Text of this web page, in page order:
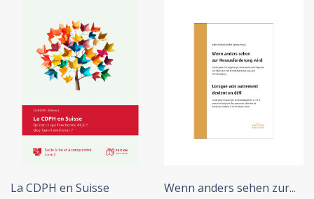
La CDPH en Suisse Wenn anders sehen zur...